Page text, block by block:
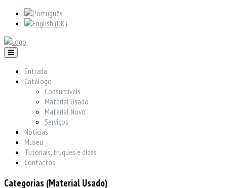
Entrada
Catálogo
Consumíveis
Material Usado
Material Novo
Serviços
Notícias
Museu
Tutoriais, truques e dicas
Contactos
Categorias (Material Usado)